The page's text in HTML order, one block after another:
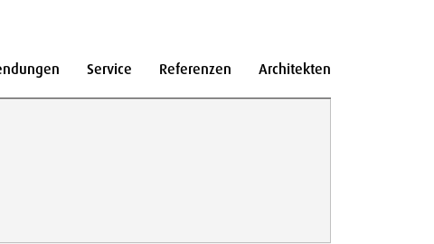
Service Referenzen Architekten